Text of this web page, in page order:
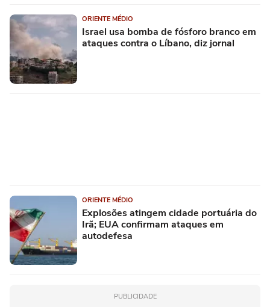
ORIENTE MÉDIO
Israel usa bomba de fósforo branco em
ataques contra o Líbano, diz jornal
ORIENTE MÉDIO
Explosões atingem cidade portuária do
Irã; EUA confirmam ataques em
autodefesa
PUBLICIDADE